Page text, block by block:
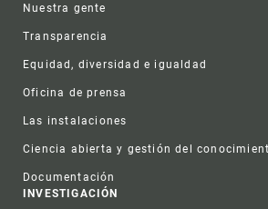
Nuestra gente
Transparencia
Equidad, diversidad e igualdad
Oficina de prensa
Las instalaciones
Ciencia abierta y gestión del
Documentación
INVESTIGACIÓN